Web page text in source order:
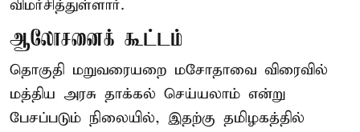
விமர்சித்துள்ளார்.
ஆலோசனைக் கூட்டம்
தொகுதி மறுவரையறை மசோதாவை விரைவில்
மத்திய அரசு தாக்கல் செய்யலாம் என்று
பேசப்படும் நிலையில், இதற்கு தமிழகத்தில்